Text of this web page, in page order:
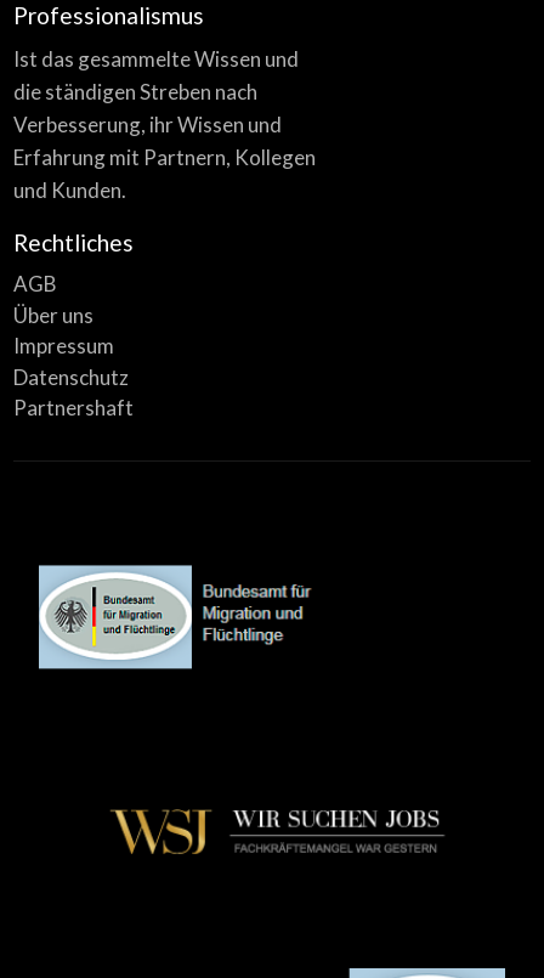
Professionalismus
Ist das gesammelte Wissen und
die ständigen Streben nach
Verbesserung, ihr Wissen und
Erfahrung mit Partnern, Kollegen
und Kunden.
Rechtliches
AGB
Über uns
Impressum
Datenschutz
Partnershaft